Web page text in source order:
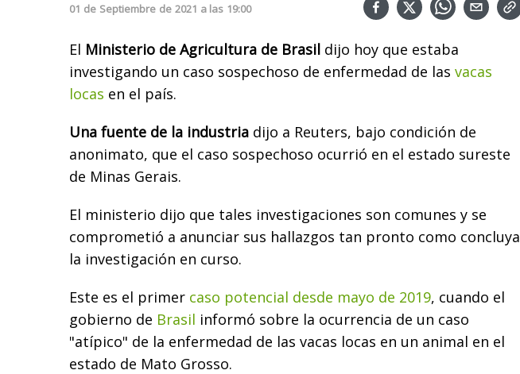
01 de Septiembre de 2021 a las 19:00
El Ministerio de Agricultura de Brasil dijo hoy que estaba
investigando un caso sospechoso de enfermedad de las vacas
locas en el país.
Una fuente de la industria dijo a Reuters, bajo condición de
anonimato, que el caso sospechoso ocurrió en el estado sureste
de Minas Gerais.
El ministerio dijo que tales investigaciones son comunes y se
comprometió a anunciar sus hallazgos tan pronto como concluya
la investigación en curso.
Este es el primer caso potencial desde mayo de 2019, cuando el
gobierno de Brasil informó sobre la ocurrencia de un caso
"atípico" de la enfermedad de las vacas locas en un animal en el
estado de Mato Grosso.